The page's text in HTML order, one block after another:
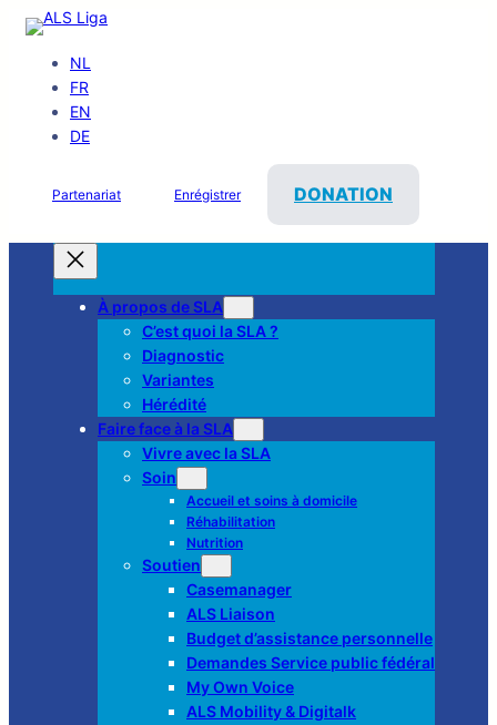
NL
FR
EN
DE
Partenariat Enrégistrer DONATION
À propos de SLA
C’est quoi la SLA ?
Diagnostic
Variantes
Hérédité
Faire face à la SLA
Vivre avec la SLA
Soin
Accueil et soins à domicile
Réhabilitation
Nutrition
Soutien
Casemanager
ALS Liaison
Budget d’assistance personnelle
Demandes Service public fédéral
My Own Voice
ALS Mobility & Digitalk